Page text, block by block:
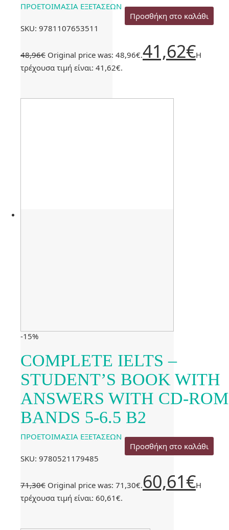
ΠΡΟΕΤΟΙΜΑΣΙΑ ΕΞΕΤΑΣΕΩΝ
Προσθήκη στο καλάθι
SKU: 9781107653511
48,96€ Original price was: 48,96€.41,62€Η
τρέχουσα τιμή είναι: 41,62€.
-15%
COMPLETE IELTS –
STUDENT’S BOOK WITH
ANSWERS WITH CD-ROM
BANDS 5-6.5 B2
ΠΡΟΕΤΟΙΜΑΣΙΑ ΕΞΕΤΑΣΕΩΝ
Προσθήκη στο καλάθι
SKU: 9780521179485
71,30€ Original price was: 71,30€.60,61€Η
τρέχουσα τιμή είναι: 60,61€.